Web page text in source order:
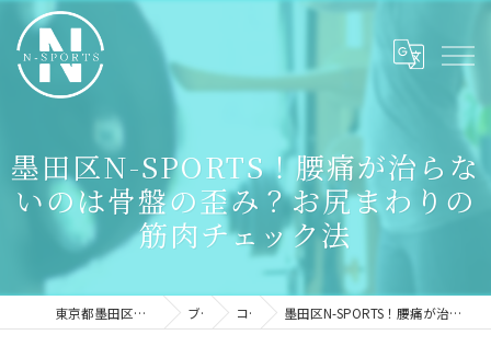
墨田区N-SPORTS！腰痛が治らな
いのは骨盤の歪み？お尻まわりの
筋肉チェック法
東京都墨田区のパーソナルジムならN-sports ブログ コラム 墨田区N-SPORTS！腰痛が治らないのは骨盤の歪み？お尻まわりの筋肉チェック法